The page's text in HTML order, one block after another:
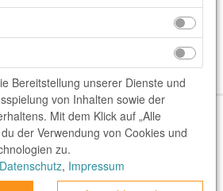
FAQ blog.rewardo.de
Kontakt
Kategorien
Beste Gutscheine
Gutscheine
Bereitstellung unserer Dienste und
von Inhalten sowie der
Mit dem Klick auf „Alle
der Verwendung von Cookies und
zu.
Datenschutz, Impressum